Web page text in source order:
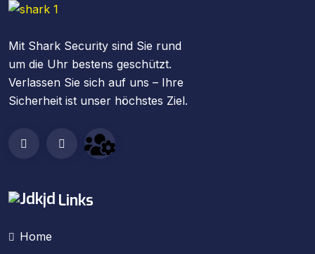
Mit Shark Security sind Sie rund
um die Uhr bestens geschützt.
Verlassen Sie sich auf uns – Ihre
Sicherheit ist unser höchstes Ziel.
Links
Home